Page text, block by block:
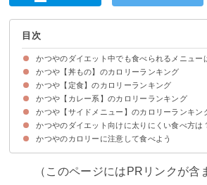
目次
かつやのダイエット中でも食べられるメニュー
5位：ヒレカツ定食（1203kcal）
4位：ソースカツ丼（梅）（1149kcal）
3位：カツ丼（梅）（1127kcal）
2位：ヒレカツ丼（1126kcal）
1位：とん汁定食（1056kcal）
かつや【丼もの】のカロリーランキング
【丼もの】メニュー選びのポイント
かつや【定食】のカロリーランキング
【定食】メニュー選びのポイント
かつや【カレー系】のカロリーランキング
【カレー系】メニュー選びのポイント
かつや【サイドメニュー】のカロリーランキン
【サイド】メニュー選びのポイント
かつやのダイエット向けに太りにくい食べ方は
①食事前に野菜・サラダを食べる
②定食のご飯を少なめにする
③サイドメニューを活用する
かつやのカロリーに注意して食べよう
（このページにはPRリンクが含